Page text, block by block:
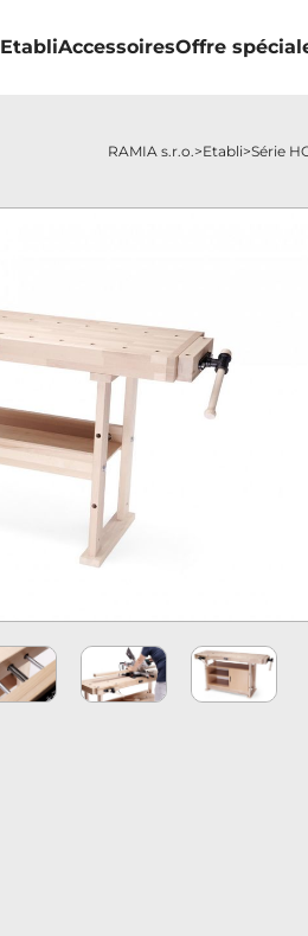
EtabliAccessoiresOffre
RAMIA s.r.o. Etabli Série